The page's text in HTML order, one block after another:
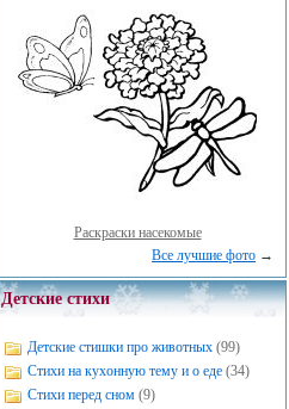
Раскраски насекомые
Все лучшие фото →
Детские стихи
Детские стишки про животных (99)
Стихи на кухонную тему и о еде (34)
Стихи перед сном (9)